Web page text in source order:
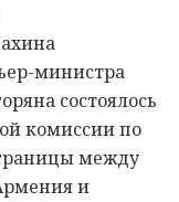
министра
состоялось
комиссии по
между
и